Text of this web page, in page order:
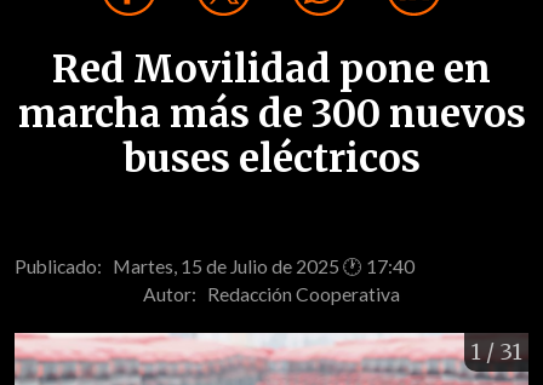
Red Movilidad pone en
marcha más de 300 nuevos
buses eléctricos
Publicado: Martes, 15 de Julio de 2025 🕐 17:40
Autor: Redacción Cooperativa
1 / 31